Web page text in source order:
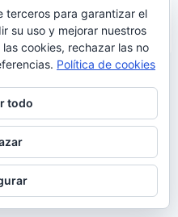
para WordPress
WP
terceros para garantizar el
su uso y mejorar nuestros
cookies, rechazar las no
Política de cookies
todo